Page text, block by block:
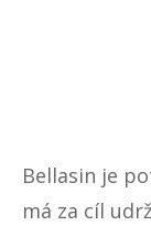
Bellasin je
má za cíl